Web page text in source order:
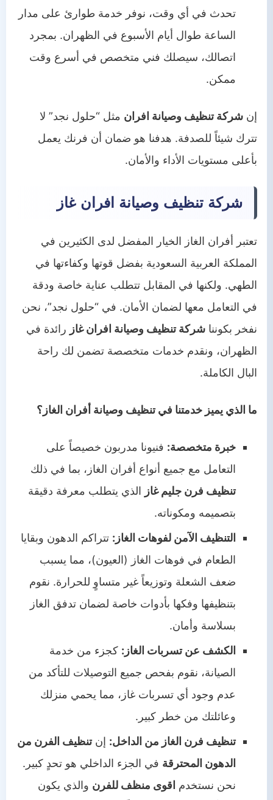
تحدث في أي وقت، نوفر خدمة طوارئ على مدار
الساعة طوال أيام الأسبوع في الظهران. بمجرد
اتصالك، سيصلك فني متخصص في أسرع وقت
ممكن.
إن شركة تنظيف وصيانة افران مثل “حلول نجد” لا
تترك شيئاً للصدفة. هدفنا هو ضمان أن فرنك يعمل
بأعلى مستويات الأداء والأمان.
شركة تنظيف وصيانة افران غاز
تعتبر أفران الغاز الخيار المفضل لدى الكثيرين في
المملكة العربية السعودية بفضل قوتها وكفاءتها في
الطهي. ولكنها في المقابل تتطلب عناية خاصة ودقة
في التعامل معها لضمان الأمان. في “حلول نجد”، نحن
نفخر بكوننا شركة تنظيف وصيانة افران غاز رائدة في
الظهران، ونقدم خدمات متخصصة تضمن لك راحة
البال الكاملة.
ما الذي يميز خدمتنا في تنظيف وصيانة أفران الغاز؟
خبرة متخصصة: فنيونا مدربون خصيصاً على
التعامل مع جميع أنواع أفران الغاز، بما في ذلك
تنظيف فرن جليم غاز الذي يتطلب معرفة دقيقة
بتصميمه ومكوناته.
التنظيف الآمن لفوهات الغاز: تتراكم الدهون وبقايا
الطعام في فوهات الغاز (العيون)، مما يسبب
ضعف الشعلة وتوزيعاً غير متساوٍ للحرارة. نقوم
بتنظيفها وفكها بأدوات خاصة لضمان تدفق الغاز
بسلاسة وأمان.
الكشف عن تسربات الغاز: كجزء من خدمة
الصيانة، نقوم بفحص جميع التوصيلات للتأكد من
عدم وجود أي تسربات غاز، مما يحمي منزلك
وعائلتك من خطر كبير.
تنظيف فرن الغاز من الداخل: إنتنظيف الفرن من
الدهون المحترقة في الجزء الداخلي هو تحدٍ كبير.
نحن نستخدم اقوى منظف للفرن والذي يكون